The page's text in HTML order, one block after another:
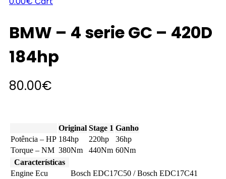
BMW – 4 serie GC – 420D
184hp
80.00€
Original Stage 1 Ganho
Potência – HP 184hp 220hp
36hp
Torque – NM 380Nm 440Nm 60Nm
Características
Engine Ecu
Bosch EDC17C50 / Bosch EDC17C41